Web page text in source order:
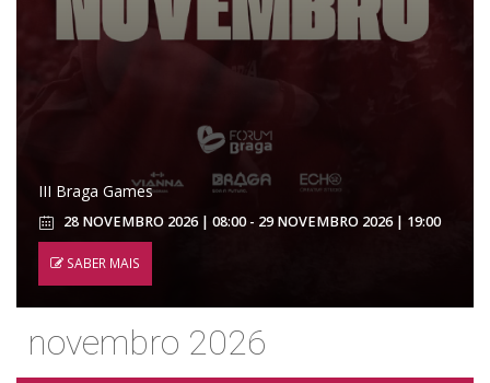
III Braga Games
28 NOVEMBRO 2026 | 08:00 - 29 NOVEMBRO 2026 | 19:00
SABER MAIS
novembro 2026